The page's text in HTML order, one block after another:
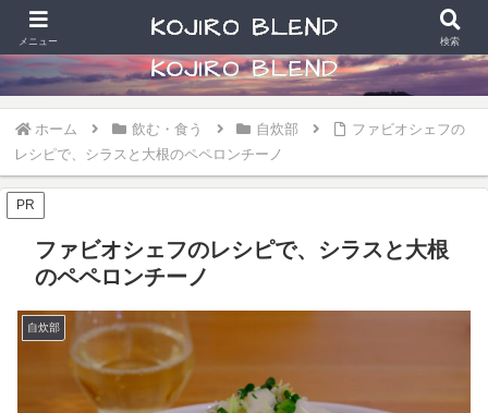
食べることと散財好きなアラカン写真学生の日常
ホーム 飲む・食う 自炊部
ファビオシェフの
レシピで、シラスと大根のペペロンチーノ
PR
ファビオシェフのレシピで、シラスと大根
のペペロンチーノ
自炊部
メニュー 検索